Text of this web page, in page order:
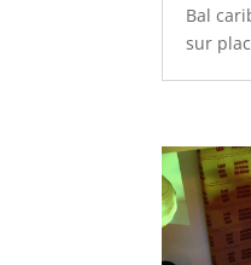
Bal
sur